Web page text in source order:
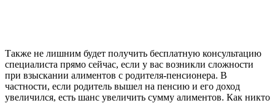
Также не лишним будет получить бесплатную консультацию
специалиста прямо сейчас, если у вас возникли сложности
при взыскании алиментов с родителя-пенсионера. В
частности, если родитель вышел на пенсию и его доход
увеличился, есть шанс увеличить сумму алиментов. Как никто